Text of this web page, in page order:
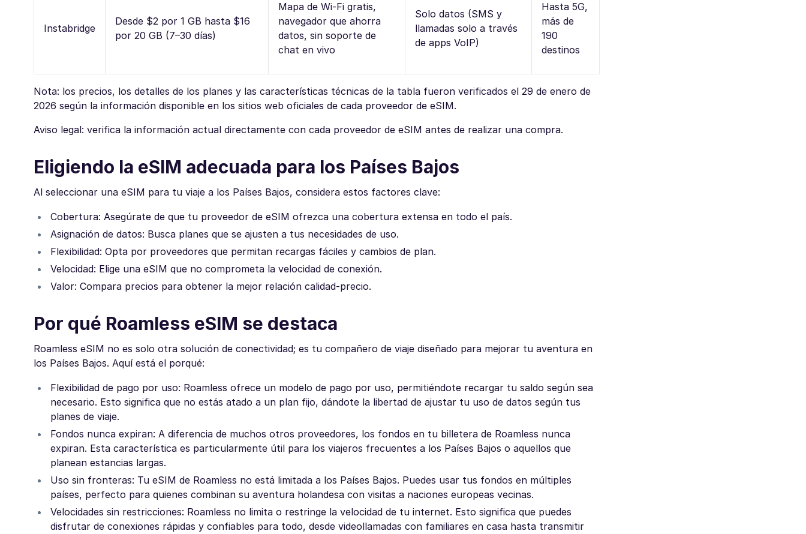
Instabridge
Desde $2 por 1 GB hasta $16
por 20 GB (7–30 días)
Mapa de Wi-Fi gratis,
navegador que ahorra
datos, sin soporte de
chat en vivo
Solo datos (SMS y
llamadas solo a través
de apps VoIP)
Hasta 5G,
más de
190
destinos
Nota: los precios, los detalles de los planes y las características técnicas de la tabla fueron verificados el 29 de enero de
2026 según la información disponible en los sitios web oficiales de cada proveedor de eSIM.
Aviso legal: verifica la información actual directamente con cada proveedor de eSIM antes de realizar una compra.
Eligiendo la eSIM adecuada para los Países Bajos
Al seleccionar una eSIM para tu viaje a los Países Bajos, considera estos factores clave:
Cobertura: Asegúrate de que tu proveedor de eSIM ofrezca una cobertura extensa en todo el país.
Asignación de datos: Busca planes que se ajusten a tus necesidades de uso.
Flexibilidad: Opta por proveedores que permitan recargas fáciles y cambios de plan.
Velocidad: Elige una eSIM que no comprometa la velocidad de conexión.
Valor: Compara precios para obtener la mejor relación calidad-precio.
Por qué Roamless eSIM se destaca
Roamless eSIM no es solo otra solución de conectividad; es tu compañero de viaje diseñado para mejorar tu aventura en
los Países Bajos. Aquí está el porqué:
Flexibilidad de pago por uso: Roamless ofrece un modelo de pago por uso, permitiéndote recargar tu saldo según sea
necesario. Esto significa que no estás atado a un plan fijo, dándote la libertad de ajustar tu uso de datos según tus
planes de viaje.
Fondos nunca expiran: A diferencia de muchos otros proveedores, los fondos en tu billetera de Roamless nunca
expiran. Esta característica es particularmente útil para los viajeros frecuentes a los Países Bajos o aquellos que
planean estancias largas.
Uso sin fronteras: Tu eSIM de Roamless no está limitada a los Países Bajos. Puedes usar tus fondos en múltiples
países, perfecto para quienes combinan su aventura holandesa con visitas a naciones europeas vecinas.
Velocidades sin restricciones: Roamless no limita o restringe la velocidad de tu internet. Esto significa que puedes
disfrutar de conexiones rápidas y confiables para todo, desde videollamadas con familiares en casa hasta transmitir